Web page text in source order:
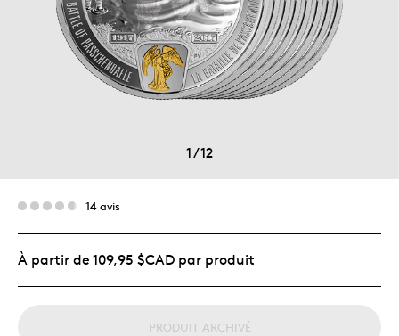
1/12
14 avis
À partir de 109,95 $CAD par produit
PRODUIT ARCHIVÉ